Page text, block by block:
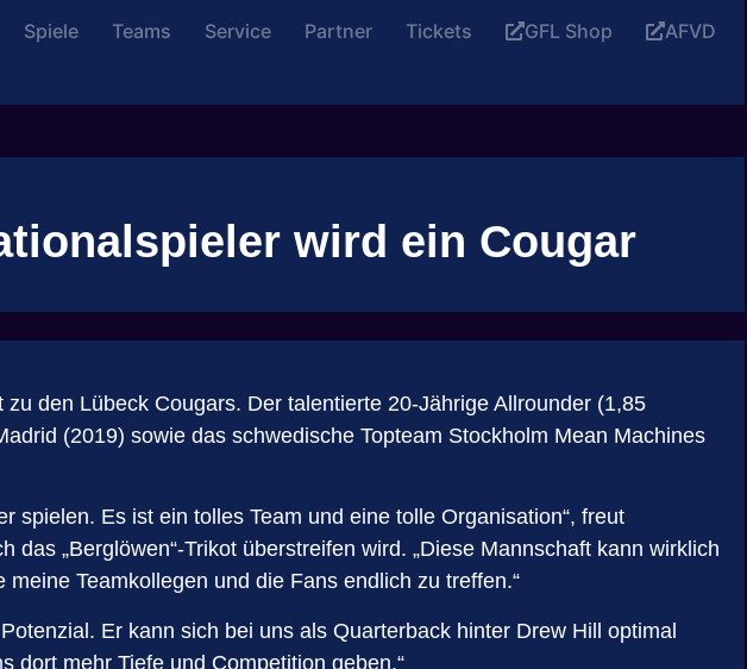
Spiele Teams Service Partner Tickets GFL Shop AFVD
wird ein Cougar
den Lübeck Cougars. Der talentierte 20-Jährige Allrounder (1,85
(2019) sowie das schwedische Topteam Stockholm Mean Machines
spielen. Es ist ein tolles Team und eine tolle Organisation“, freut
„Berglöwen“-Trikot überstreifen wird. „Diese Mannschaft kann wirklich
Teamkollegen und die Fans endlich zu treffen.“
Er kann sich bei uns als Quarterback hinter Drew Hill optimal
dort mehr Tiefe und Competition geben.“